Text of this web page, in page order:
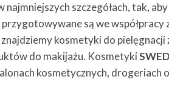
najmniejszych szczegółach, tak,
przygotowywane są we
kosmetyki do pielęgnacji
do makijażu. Kosmetyki
kosmetycznych, drogeriach